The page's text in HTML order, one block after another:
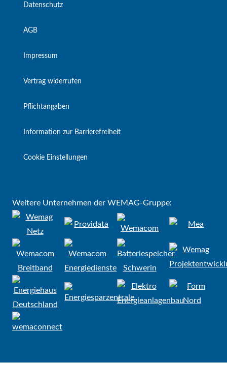
Datenschutz
AGB
Impressum
Vertrag widerrufen
Pflichtangaben
Information zur Barrierefreiheit
Cookie Einstellungen
Weitere Unternehmen der WEMAG-Gruppe: